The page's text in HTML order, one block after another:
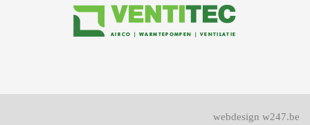
webdesign w247.be